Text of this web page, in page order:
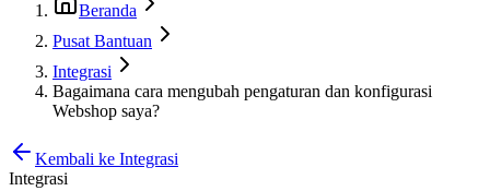
Beranda
Pusat Bantuan
Integrasi
Bagaimana cara mengubah pengaturan dan konfigurasi
Webshop saya?
Kembali ke Integrasi
Integrasi